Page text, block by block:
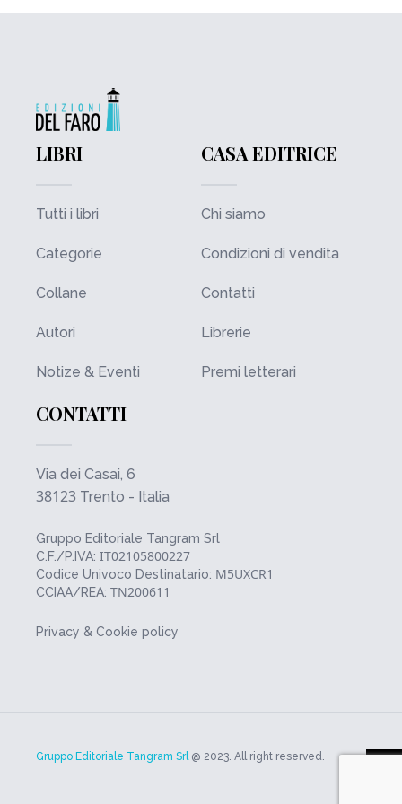
LIBRI
Tutti i libri
Categorie
Collane
Autori
Notize & Eventi
CASA EDITRICE
Chi siamo
Condizioni di vendita
Contatti
Librerie
Premi letterari
CONTATTI
Via dei Casai, 6
38123 Trento - Italia
Gruppo Editoriale Tangram Srl
C.F./P.IVA: IT02105800227
Codice Univoco Destinatario: M5UXCR1
CCIAA/REA: TN200611
Privacy & Cookie policy
Gruppo Editoriale Tangram Srl @ 2023. All right reserved.